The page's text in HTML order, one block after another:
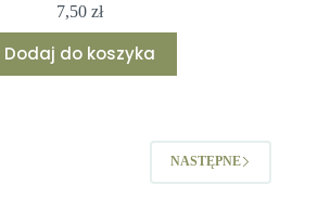
7,50 zł
Dodaj do koszyka
NASTĘPNE